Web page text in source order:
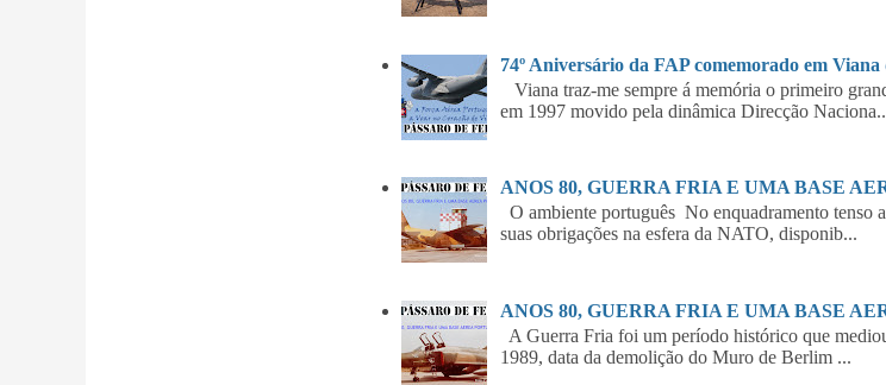
74º Aniversário da FAP comemorado em Viana
Viana traz-me sempre á memória o primeiro
em 1997 movido pela dinâmica Direcção
ANOS 80, GUERRA FRIA E UMA BASE
O ambiente português No enquadramento tenso
suas obrigações na esfera da NATO, disponib...
ANOS 80, GUERRA FRIA E UMA BASE
A Guerra Fria foi um período histórico que
1989, data da demolição do Muro de Berlim ...